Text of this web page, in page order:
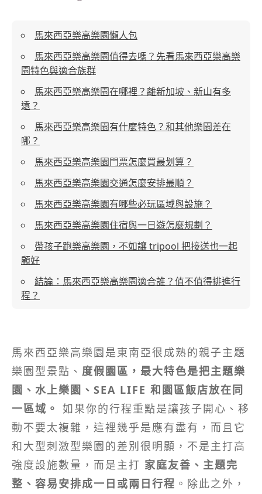
馬來西亞樂高樂園懶人包
馬來西亞樂高樂園值得去嗎？先看馬來西亞樂高樂
園特色與適合族群
馬來西亞樂高樂園在哪裡？離新加坡、新山有多
遠？
馬來西亞樂高樂園有什麼特色？和其他樂園差在
哪？
馬來西亞樂高樂園門票怎麼買最划算？
馬來西亞樂高樂園交通怎麼安排最順？
馬來西亞樂高樂園有哪些必玩區域與設施？
馬來西亞樂高樂園住宿與一日遊怎麼規劃？
帶孩子跑樂高樂園，不如讓 tripool 把接送也一起
顧好
結論：馬來西亞樂高樂園適合誰？值不值得排進行
程？
馬來西亞樂高樂園是東南亞很成熟的親子主題
樂園型景點、 度假園區，最大特色是把主題樂
園、水上樂園、SEA LIFE 和園區飯店放在同
一區域。 如果你的行程重點是讓孩子開心、移
動不要太複雜，這裡幾乎是應有盡有，而且它
和大型刺激型樂園的差別很明顯，不是主打高
強度設施數量，而是主打 家庭友善、主題完
整、容易安排成一日或兩日行程 。除此之外，